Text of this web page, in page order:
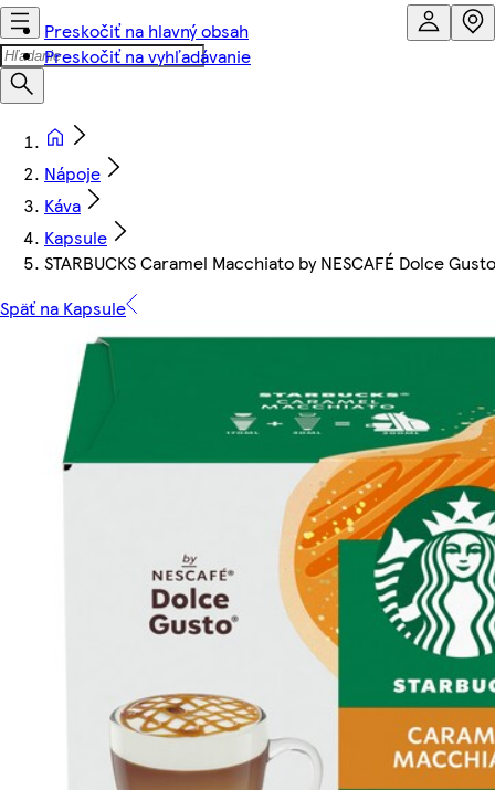
Preskočiť na hlavný obsah
Preskočiť na vyhľadávanie
Nápoje
Káva
Kapsule
STARBUCKS Caramel Macchiato by NESCAFÉ Dolce
Späť na Kapsule